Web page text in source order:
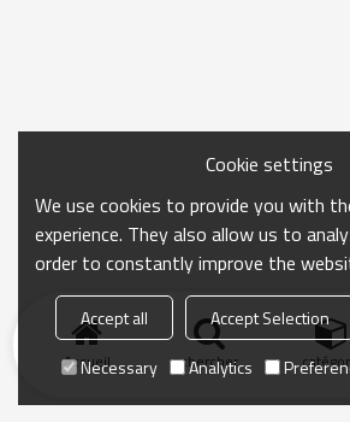
Accueil chercher
Cookie settings
We use cookies to provide you with
experience. They also allow us to
order to constantly improve the
Accept all Accept Selection
Necessary
Analytics